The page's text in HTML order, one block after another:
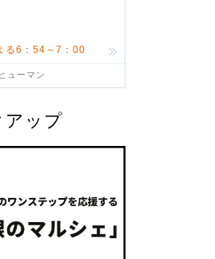
る6：54～7：00
ヒューマン
アップ